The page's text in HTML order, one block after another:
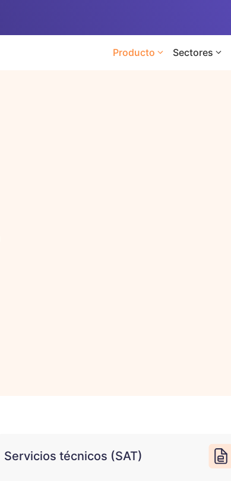
Producto Sectores
Servicios técnicos (SAT)